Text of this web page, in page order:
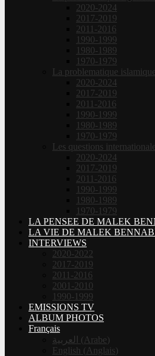
2020-2024
2017-2019
2011-2016
1990-1999
1980-1989
1970-1979
La problematique islamique
2020-2024
2017-2019
2011-2016
1990-1999
1980-1989
1970-1979
Les questions
2020-2024
2017-2019
2011-2016
1990-1999
1980-1989
1970-1979
LA PENSEE DE MALEK
LA VIE DE MALEK
INTERVIEWS
2020-2022
2017-2019
2011-2016
2001-2010
1990-1999
EMISSIONS TV
ALBUM PHOTOS
Français
العربية
( Arabe )
English ( Anglais )